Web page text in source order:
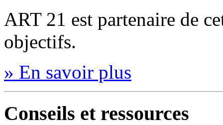
ART 21 est partenaire de
objectifs.
» En savoir plus
Conseils et ressources